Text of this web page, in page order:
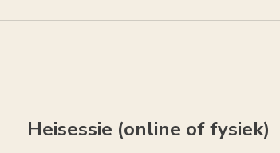
Heisessie (online of fysiek)